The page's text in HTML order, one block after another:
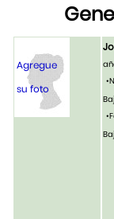
Agregue
su foto